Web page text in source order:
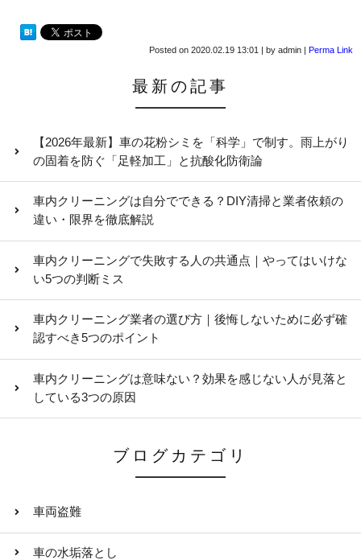
Posted on 2020.02.19 13:01 | by admin | Perma Link
最新の記事
【2026年最新】車の花粉シミを「科学」で制す。雨上がり
の固着を防ぐ「足軽加工」と抗酸化防衛論
車内クリーニングは自分でできる？DIY清掃と業者依頼の
違い・限界を徹底解説
車内クリーニングで失敗する人の共通点｜やってはいけな
い5つの判断ミス
車内クリーニング業者の選び方｜後悔しないために必ず確
認すべき5つのポイント
車内クリーニングは意味ない？効果を感じない人が見落と
している3つの原因
ブログカテゴリ
車両盗難
車の水垢落とし